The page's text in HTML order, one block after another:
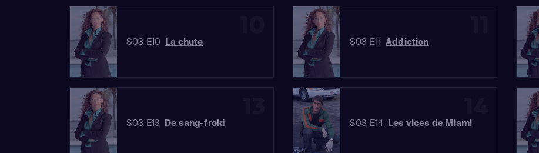
S03 E10 La chute S03 E11 Addiction
S03 E13 De sang-froid S03 E14 Les vices de Miami